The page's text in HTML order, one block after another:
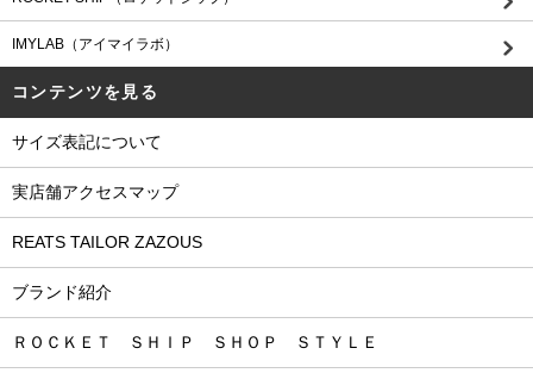
IMYLAB（アイマイラボ）
コンテンツを見る
サイズ表記について
実店舗アクセスマップ
REATS TAILOR ZAZOUS
ブランド紹介
ＲＯＣＫＥＴ ＳＨＩＰ ＳＨＯＰ ＳＴＹＬＥ